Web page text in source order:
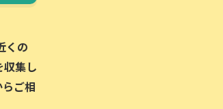
くの
収集し
ご相